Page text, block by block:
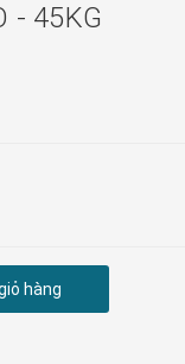
- 45KG
hàng